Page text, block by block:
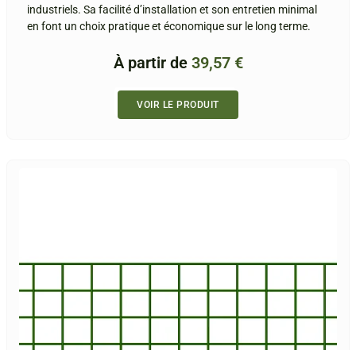
industriels. Sa facilité d’installation et son entretien minimal
en font un choix pratique et économique sur le long terme.
À partir de 39,57 €
VOIR LE PRODUIT